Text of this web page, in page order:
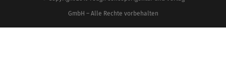
GmbH – Alle Rechte vorbehalten